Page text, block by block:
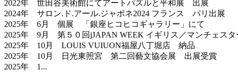
2022年 世田谷美術館にてアートパズルと平和展 出展
2024年 サロン.ド.アール.ジャポネ2024 フランス パリ出展
2025年 6月 個展 「銀座ヒコヒコギャラリー」にて
2025年 9月 第５０回jJAPAN WEEK イギリス／マンチェス
2025年 10月 LOUIS VUIUON福屋八丁堀店 納品
2025年 10月 日光東照宮 第二回藝文協会展 出展受賞
2025年 1...